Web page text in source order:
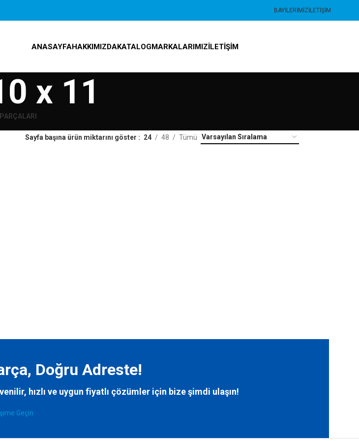
BAYILERIMIZİLETIŞIM
ANASAYFAHAKKIMIZDAKATALOGMARKALARIMIZİLETIŞIM
x 11
Sayfa başına ürün miktarını göster 24 48 Tümü
Doğru Adreste!
hızlı ve uygun fiyatlı çözümler için bizeşimdi ulaşın!
Geçin